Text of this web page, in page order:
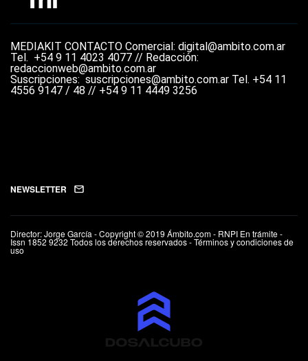
MEDIAKIT CONTACTO Comercial: digital@ambito.com.ar
Tel. +54 9 11 4023 4077 // Redacción:
redaccionweb@ambito.com.ar
Suscripciones: suscripciones@ambito.com.ar Tel. +54 11
4556 9147 / 48 // +54 9 11 4449 3256
NEWSLETTER
Director: Jorge García - Copyright © 2019 Ámbito.com - RNPI En trámite -
Issn 1852 9232 Todos los derechos reservados - Términos y condiciones de
uso